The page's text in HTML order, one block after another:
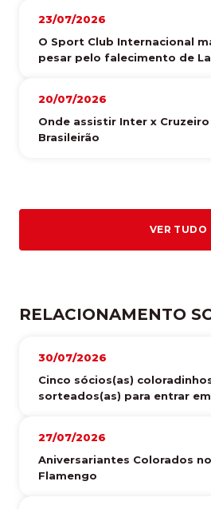
23/07/2026
O Sport Club Internacional
pesar pelo falecimento de
20/07/2026
Onde assistir Inter x Cruzeiro
Brasileirão
VER TUDO
RELACIONAMENTO
30/07/2026
Cinco sócios(as)
sorteados(as) para entrar
27/07/2026
Aniversariantes Colorados
Flamengo